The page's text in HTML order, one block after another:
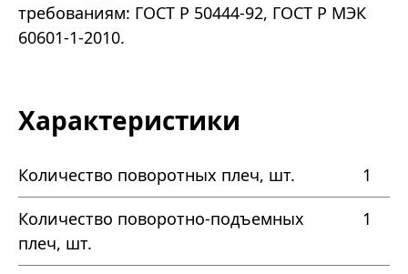
требованиям: ГОСТ Р 50444-92, ГОСТ Р МЭК
60601-1-2010.
Характеристики
Количество поворотных плеч, шт.
1
Количество поворотно-подъемных
плеч, шт.
1